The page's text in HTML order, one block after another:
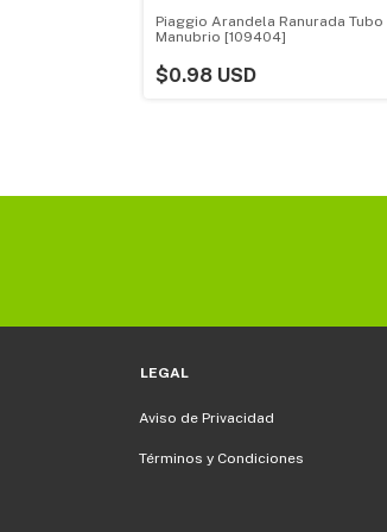
Piaggio Arandela Ranurada Tubo
Manubrio [109404]
$0.98 USD
LEGAL
Aviso de Privacidad
Términos y Condiciones